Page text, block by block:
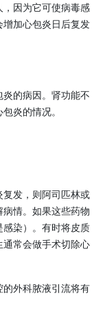
因为它可使病毒感
增加心包炎日后复发
的病因。肾功能不
炎的情况。
发，则阿司匹林或
情。如果这些药物
染）。有时将皮质
常会做手术切除心
外科脓液引流将有